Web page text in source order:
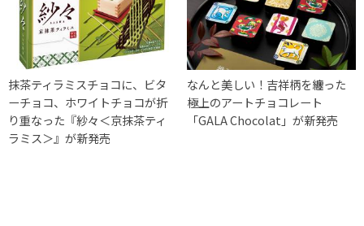
抹茶ティラミスチョコに、ビタ
ーチョコ、ホワイトチョコが折
り重なった『紗々＜京抹茶ティ
ラミス＞』が新発売
なんと美しい！吉祥柄を纏った
極上のアートチョコレート
「GALA Chocolat」が新発売